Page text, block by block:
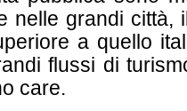
nelle grandi città,
a quello
flussi di
care.